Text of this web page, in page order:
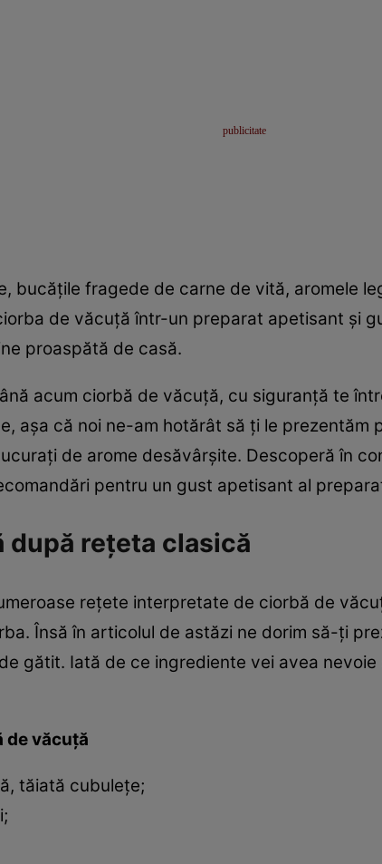
bucățile fragede de carne de vită, aromele
de văcuță într-un preparat apetisant și
proaspătă de casă.
acum ciorbă de văcuță, cu siguranță te
așa că noi ne-am hotărât să ți le prezentăm
de arome desăvârșite. Descoperă în
pentru un gust apetisant al
după rețeta clasică
rețete interpretate de ciorbă de
Însă în articolul de astăzi ne dorim să-ți
gătit. Iată de ce ingrediente vei avea
de văcuță
tăiată cubulețe;